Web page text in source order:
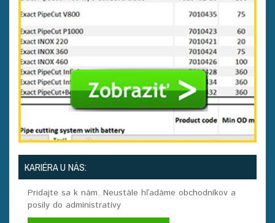
KARIÉRA U NÁS:
Pridajte sa k nám. Neustále hľadáme obchodníkov a
posily do administratívy